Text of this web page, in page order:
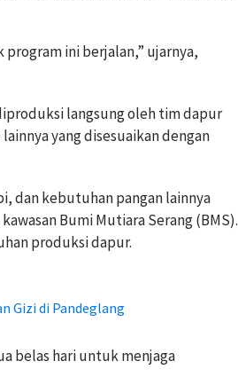
program ini berjalan,” ujarnya,
langsung oleh tim dapur
yang disesuaikan dengan
dan kebutuhan pangan lainnya
Bumi Mutiara Serang (BMS).
produksi dapur.
Gizi di Pandeglang
belas hari untuk menjaga